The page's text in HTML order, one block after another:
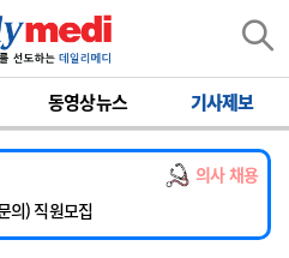
동영상뉴스 기사제보
의사 채용
모집
임기제 임상의사 채용
응급전담) 계약직 의사 공개채용
의) 직원모집
던트1년차) 모집